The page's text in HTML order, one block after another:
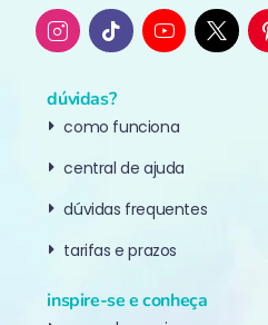
dúvidas?
como funciona
central de ajuda
dúvidas frequentes
tarifas e prazos
inspire-se e conheça